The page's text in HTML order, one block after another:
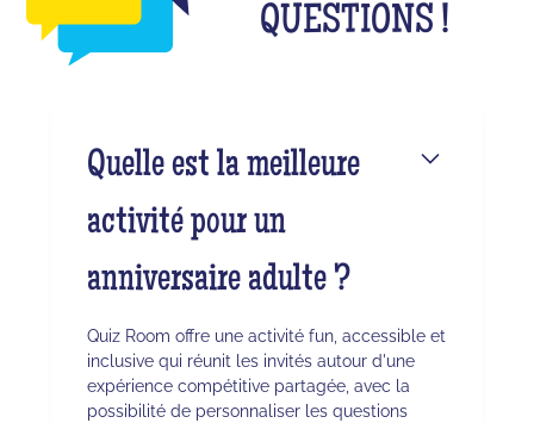
QUESTIONS !
Quelle est la meilleure
activité pour un
anniversaire adulte ?
Quiz Room offre une activité fun, accessible et
inclusive qui réunit les invités autour d'une
expérience compétitive partagée, avec la
possibilité de personnaliser les questions